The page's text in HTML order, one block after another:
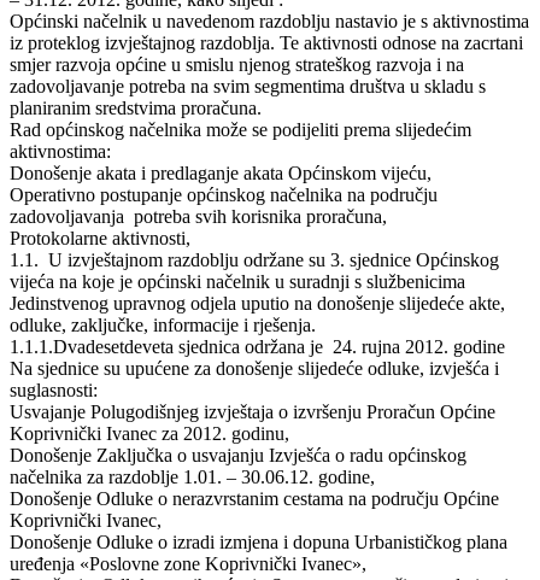
Općinski načelnik u navedenom razdoblju nastavio je s aktivnostima
iz proteklog izvještajnog razdoblja. Te aktivnosti odnose na zacrtani
smjer razvoja općine u smislu njenog strateškog razvoja i na
zadovoljavanje potreba na svim segmentima društva u skladu s
planiranim sredstvima proračuna.
Rad općinskog načelnika može se podijeliti prema slijedećim
aktivnostima:
Donošenje akata i predlaganje akata Općinskom vijeću,
Operativno postupanje općinskog načelnika na području
zadovoljavanja potreba svih korisnika proračuna,
Protokolarne aktivnosti,
1.1. U izvještajnom razdoblju održane su 3. sjednice Općinskog
vijeća na koje je općinski načelnik u suradnji s službenicima
Jedinstvenog upravnog odjela uputio na donošenje slijedeće akte,
odluke, zaključke, informacije i rješenja.
1.1.1.Dvadesetdeveta sjednica održana je 24. rujna 2012. godine
Na sjednice su upućene za donošenje slijedeće odluke, izvješća i
suglasnosti:
Usvajanje Polugodišnjeg izvještaja o izvršenju Proračun Općine
Koprivnički Ivanec za 2012. godinu,
Donošenje Zaključka o usvajanju Izvješća o radu općinskog
načelnika za razdoblje 1.01. – 30.06.12. godine,
Donošenje Odluke o nerazvrstanim cestama na području Općine
Koprivnički Ivanec,
Donošenje Odluke o izradi izmjena i dopuna Urbanističkog plana
uređenja «Poslovne zone Koprivnički Ivanec»,